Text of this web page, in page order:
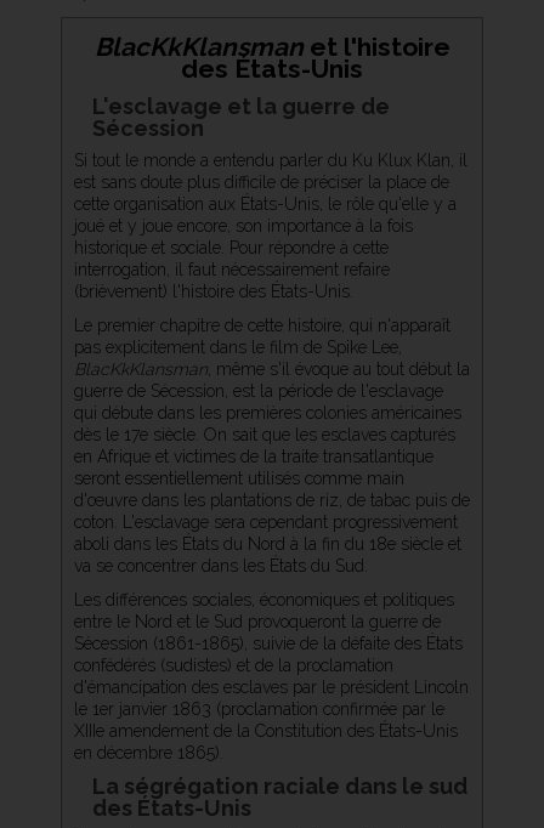
BlacKkKlansmanet l'histoire
des États-Unis
L'esclavage et la guerre de
Sécession
Si tout le monde a entendu parler du Ku Klux Klan, il
est sans doute plus difficile de préciser la place de
cette organisation aux États-Unis, le rôle qu'elle y a
joué et y joue encore, son importance à la fois
historique et sociale. Pour répondre à cette
interrogation, il faut nécessairement refaire
(brièvement) l'histoire des États-Unis.
Le premier chapitre de cette histoire, qui n'apparaît
pas explicitement dans le film de Spike Lee,
BlacKkKlansman , même s'il évoque au tout début la
guerre de Sécession, est la période de l'esclavage
qui débute dans les premières colonies américaines
dès le 17e siècle. On sait que les esclaves capturés
en Afrique et victimes de la traite transatlantique
seront essentiellement utilisés comme main
d'œuvre dans les plantations de riz, de tabac puis de
coton. L'esclavage sera cependant progressivement
aboli dans les États du Nord à la fin du 18e siècle et
va se concentrer dans les États du Sud.
Les différences sociales, économiques et politiques
entre le Nord et le Sud provoqueront la guerre de
Sécession (1861-1865), suivie de la défaite des États
confédérés (sudistes) et de la proclamation
d'émancipation des esclaves par le président Lincoln
le 1er janvier 1863 (proclamation confirmée par le
XIIIe amendement de la Constitution des États-Unis
en décembre 1865).
La ségrégation raciale dans le sud
des États-Unis